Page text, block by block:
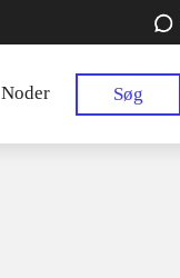
Noder Søg